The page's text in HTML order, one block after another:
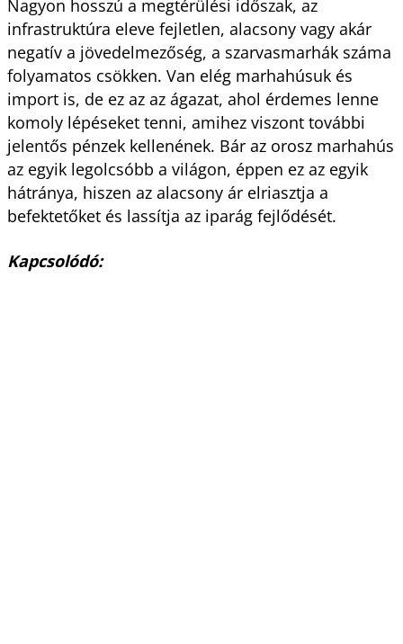
Nagyon hosszú a megtérülési időszak, az
infrastruktúra eleve fejletlen, alacsony vagy akár
negatív a jövedelmezőség, a szarvasmarhák száma
folyamatos csökken. Van elég marhahúsuk és
import is, de ez az az ágazat, ahol érdemes lenne
komoly lépéseket tenni, amihez viszont további
jelentős pénzek kellenének. Bár az orosz marhahús
az egyik legolcsóbb a világon, éppen ez az egyik
hátránya, hiszen az alacsony ár elriasztja a
befektetőket és lassítja az iparág fejlődését.
Kapcsolódó: